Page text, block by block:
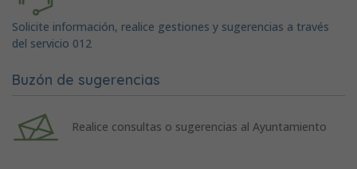
Solicite información, realice gestiones y sugerencias a través
del servicio 012
Buzón de sugerencias
Realice consultas o sugerencias al Ayuntamiento